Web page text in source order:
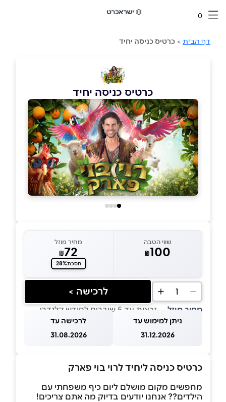
0
דף הבית > כרטיס כניסה יחיד
כרטיס כניסה יחיד
שווי הטבה
₪100
מחיר מוזל
₪72
חסכת28%
1 לרכישה >
מחיר מוזל — זכאות עד 5 שוברים לחודש קלנדרי
ניתן למימוש עד
31.12.2026
לרכישה עד
31.08.2026
כרטיס כניסה ליחיד לרוי בוי פארק
מחפשים מקום מושלם ליום כיף משפחתי עם
הילדים?? אנחנו יודעים בדיוק מה אתם צריכים!